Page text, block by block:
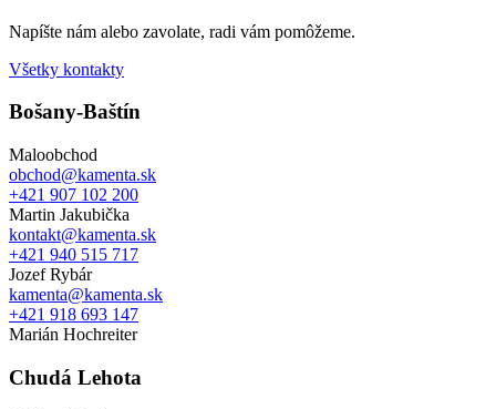
Napíšte nám alebo zavolate, radi vám pomôžeme.
Všetky kontakty
Bošany-Baštín
Maloobchod
obchod@kamenta.sk
+421 907 102 200
Martin Jakubička
kontakt@kamenta.sk
+421 940 515 717
Jozef Rybár
kamenta@kamenta.sk
+421 918 693 147
Marián Hochreiter
Chudá Lehota